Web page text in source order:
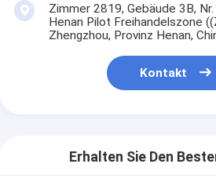
Zimmer 2819, Gebäude 3B,
Henan Pilot Freihandelszone
Zhengzhou, Provinz Henan,
Kontakt
Erhalten Sie Den